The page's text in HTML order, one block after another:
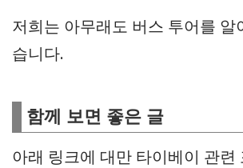
저희는 아무래도 버스 투어를 알
습니다.
함께 보면 좋은 글
아래 링크에 대만 타이베이 관련